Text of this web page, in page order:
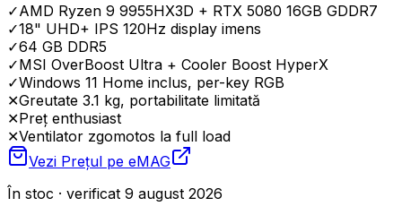
✓AMD Ryzen 9 9955HX3D + RTX 5080 16GB GDDR7
✓18" UHD+ IPS 120Hz display imens
✓64 GB DDR5
✓MSI OverBoost Ultra + Cooler Boost HyperX
✓Windows 11 Home inclus, per-key RGB
✕Greutate 3.1 kg, portabilitate limitată
✕Preț enthusiast
✕Ventilator zgomotos la full load
Vezi Prețul pe eMAG
În stoc · verificat 9 august 2026